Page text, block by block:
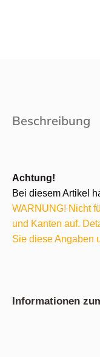
Beschreibung
Achtung!
Bei diesem Artikel
WARNUNG! Nicht
und Kanten auf.
Sie diese Angaben
Informationen